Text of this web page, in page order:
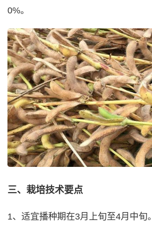
0%。
三、栽培技术要点
1、适宜播种期在3月上旬至4月中旬。